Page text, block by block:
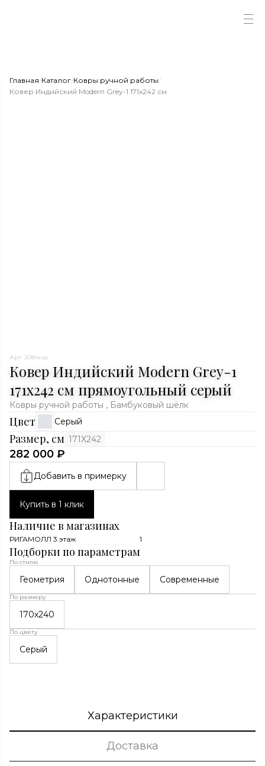
Главная/Каталог/Ковры ручной работы/
Ковер Индийский Modern Grey-1 171x242 см
Арт. 2084нш
Ковер Индийский Modern Grey-1
171x242 см прямоугольный серый
Ковры ручной работы , Бамбуковый шёлк
Цвет Серый
Размер, см 171X242
282 000 ₽
Добавить в примерку
Купить в 1 клик
Наличие в магазинах
РИГАМОЛЛ 3 этаж 1
Подборки по параметрам
По стилю
Геометрия Однотонные Современные
По размеру
170x240
По цвету
Серый
Характеристики
Доставка